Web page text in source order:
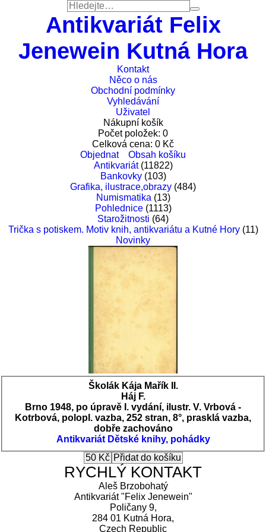
Antikvariát Felix
Jenewein Kutná Hora
Kontakt
Něco o nás
Obchodní podmínky
Vyhledávání
Uživatel
Nákupní košík
Počet položek: 0
Celková cena: 0 Kč
Objednat
Obsah košíku
Antikvariát(11822)
Bankovky(103)
Grafika, ilustrace,obrazy (484)
Numismatika (13)
Pohlednice(1113)
Starožitnosti (64)
Trička s potiskem. Motiv knih, antikvariátu a Kutné Hory(11)
Novinky
Školák Kája Mařík II.
Háj F.
Brno 1948, po úpravě I. vydání, ilustr. V. Vrbová -
Kotrbová, polopl. vazba, 252 stran, 8°, prasklá vazba,
dobře zachováno
Antikvariát Dětské knihy, pohádky
RYCHLÝ KONTAKT
Aleš Brzobohatý
Antikvariát "Felix Jenewein"
Poličany 9,
284 01 Kutná Hora,
Czech Republic